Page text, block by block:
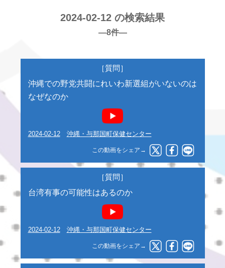
2024-02-12 の検索結果
―8件―
［質問］
沖縄での野党共闘にれいわ新選組がいないのは
なぜなのか
2024-02-12 沖縄・与那国町保健センター
この動画をシェア→
［質問］
台湾有事の可能性はあるのか
2024-02-12 沖縄・与那国町保健センター
この動画をシェア→